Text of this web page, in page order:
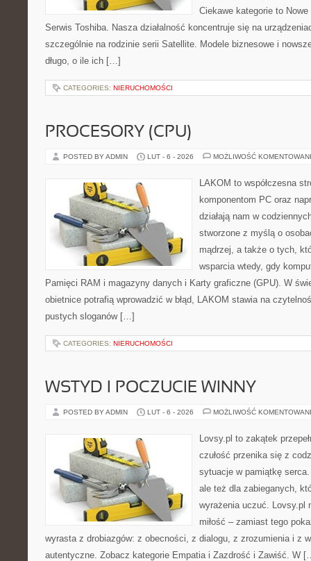
Ciekawe kategorie to
Serwis Toshiba. Nasza działalność koncentruje się na
szczególnie na rodzinie serii Satellite. Modele biznesowe i
długo, o ile ich […]
CATEGORIES: NIERUCHOMOŚCI
PROCESORY (CPU)
POSTED BY ADMIN LUT - 6 - 2026 MOŻLIWOŚĆ
LAKOM to współczesna
komponentom PC oraz
działają nam w
stworzone z myślą o
mądrzej, a także o tych,
wsparcia wtedy, gdy
Pamięci RAM i magazyny danych i Karty graficzne (GPU). W
obietnice potrafią wprowadzić w błąd, LAKOM stawia na
pustych sloganów […]
CATEGORIES: NIERUCHOMOŚCI
WSTYD I POCZUCIE WINNY
POSTED BY ADMIN LUT - 6 - 2026 MOŻLIWOŚĆ
Lovsy.pl to zakątek
czułość przenika się z
sytuacje w pamiątkę
ale też dla zabieganych,
wyrażenia uczuć. Lovsy.pl
miłość – zamiast tego
wyrasta z drobiazgów: z obecności, z dialogu, z zrozumienia i z
autentyczne. Zobacz kategorie Empatia i Zazdrość i Zawiść. W